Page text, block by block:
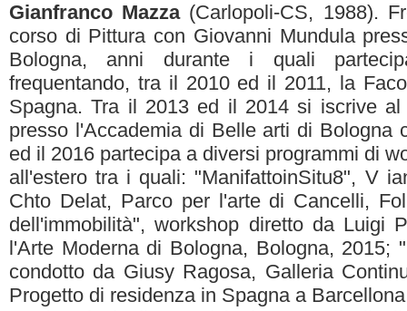
Gianfranco Mazza(Carlopoli-CS, 1988).
corso di Pittura con Giovanni Mundula
Bologna, anni durante i quali
frequentando, tra il 2010 ed il 2011, la
Spagna. Tra il 2013 ed il 2014 si iscrive
presso l'Accademia di Belle arti di Bologna
ed il 2016 partecipa a diversi programmi di
all'estero tra i quali: "ManifattoinSitu8", V
Chto Delat, Parco per l'arte di Cancelli,
dell'immobilità", workshop diretto da Luigi
l'Arte Moderna di Bologna, Bologna, 2015;
condotto da Giusy Ragosa, Galleria
Progetto di residenza in Spagna a